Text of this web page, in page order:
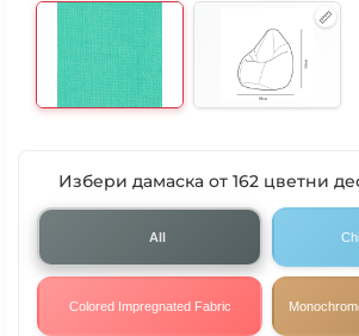
Избери дамаска от 162 цветни
All
Colored Impregnated Fabric